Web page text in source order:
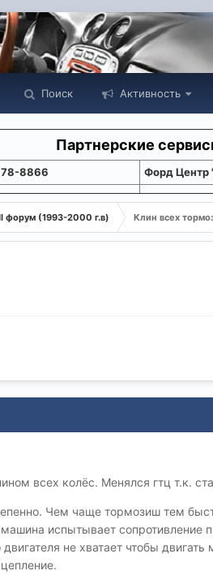
Поиск Активность
Партнерские
8866 Форд Центр
форум (1993-2000 г.в) Клин всех
всех колёс. Менялся гтц т.к.
Чем чаще тормозиш тем
испытывает
не хватает чтобы